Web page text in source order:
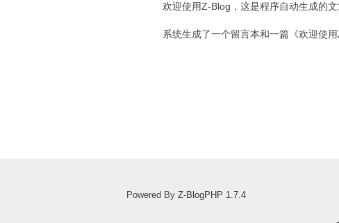
欢迎使用Z-Blog，这是程序自动生成的
系统生成了一个留言本和一篇《欢迎使
Powered By Z-BlogPHP 1.7.4